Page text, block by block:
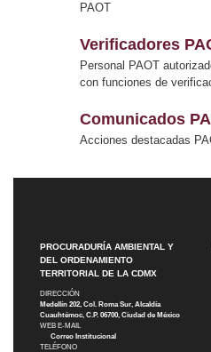
PAOT
Verificadores
Personal PAOT
con funciones de
Comunicados
Acciones destacadas
PROCURADURÍA AMBIENTAL Y
DEL ORDENAMIENTO
TERRITORIAL DE LA CDMX
DIRECCIÓN
Medellín 202, Col. Roma Sur, Alcaldía
Cuauhtémoc, C.P. 06700, Ciudad de México
WEB E-MAIL
Correo Institucional
TELÉFONO